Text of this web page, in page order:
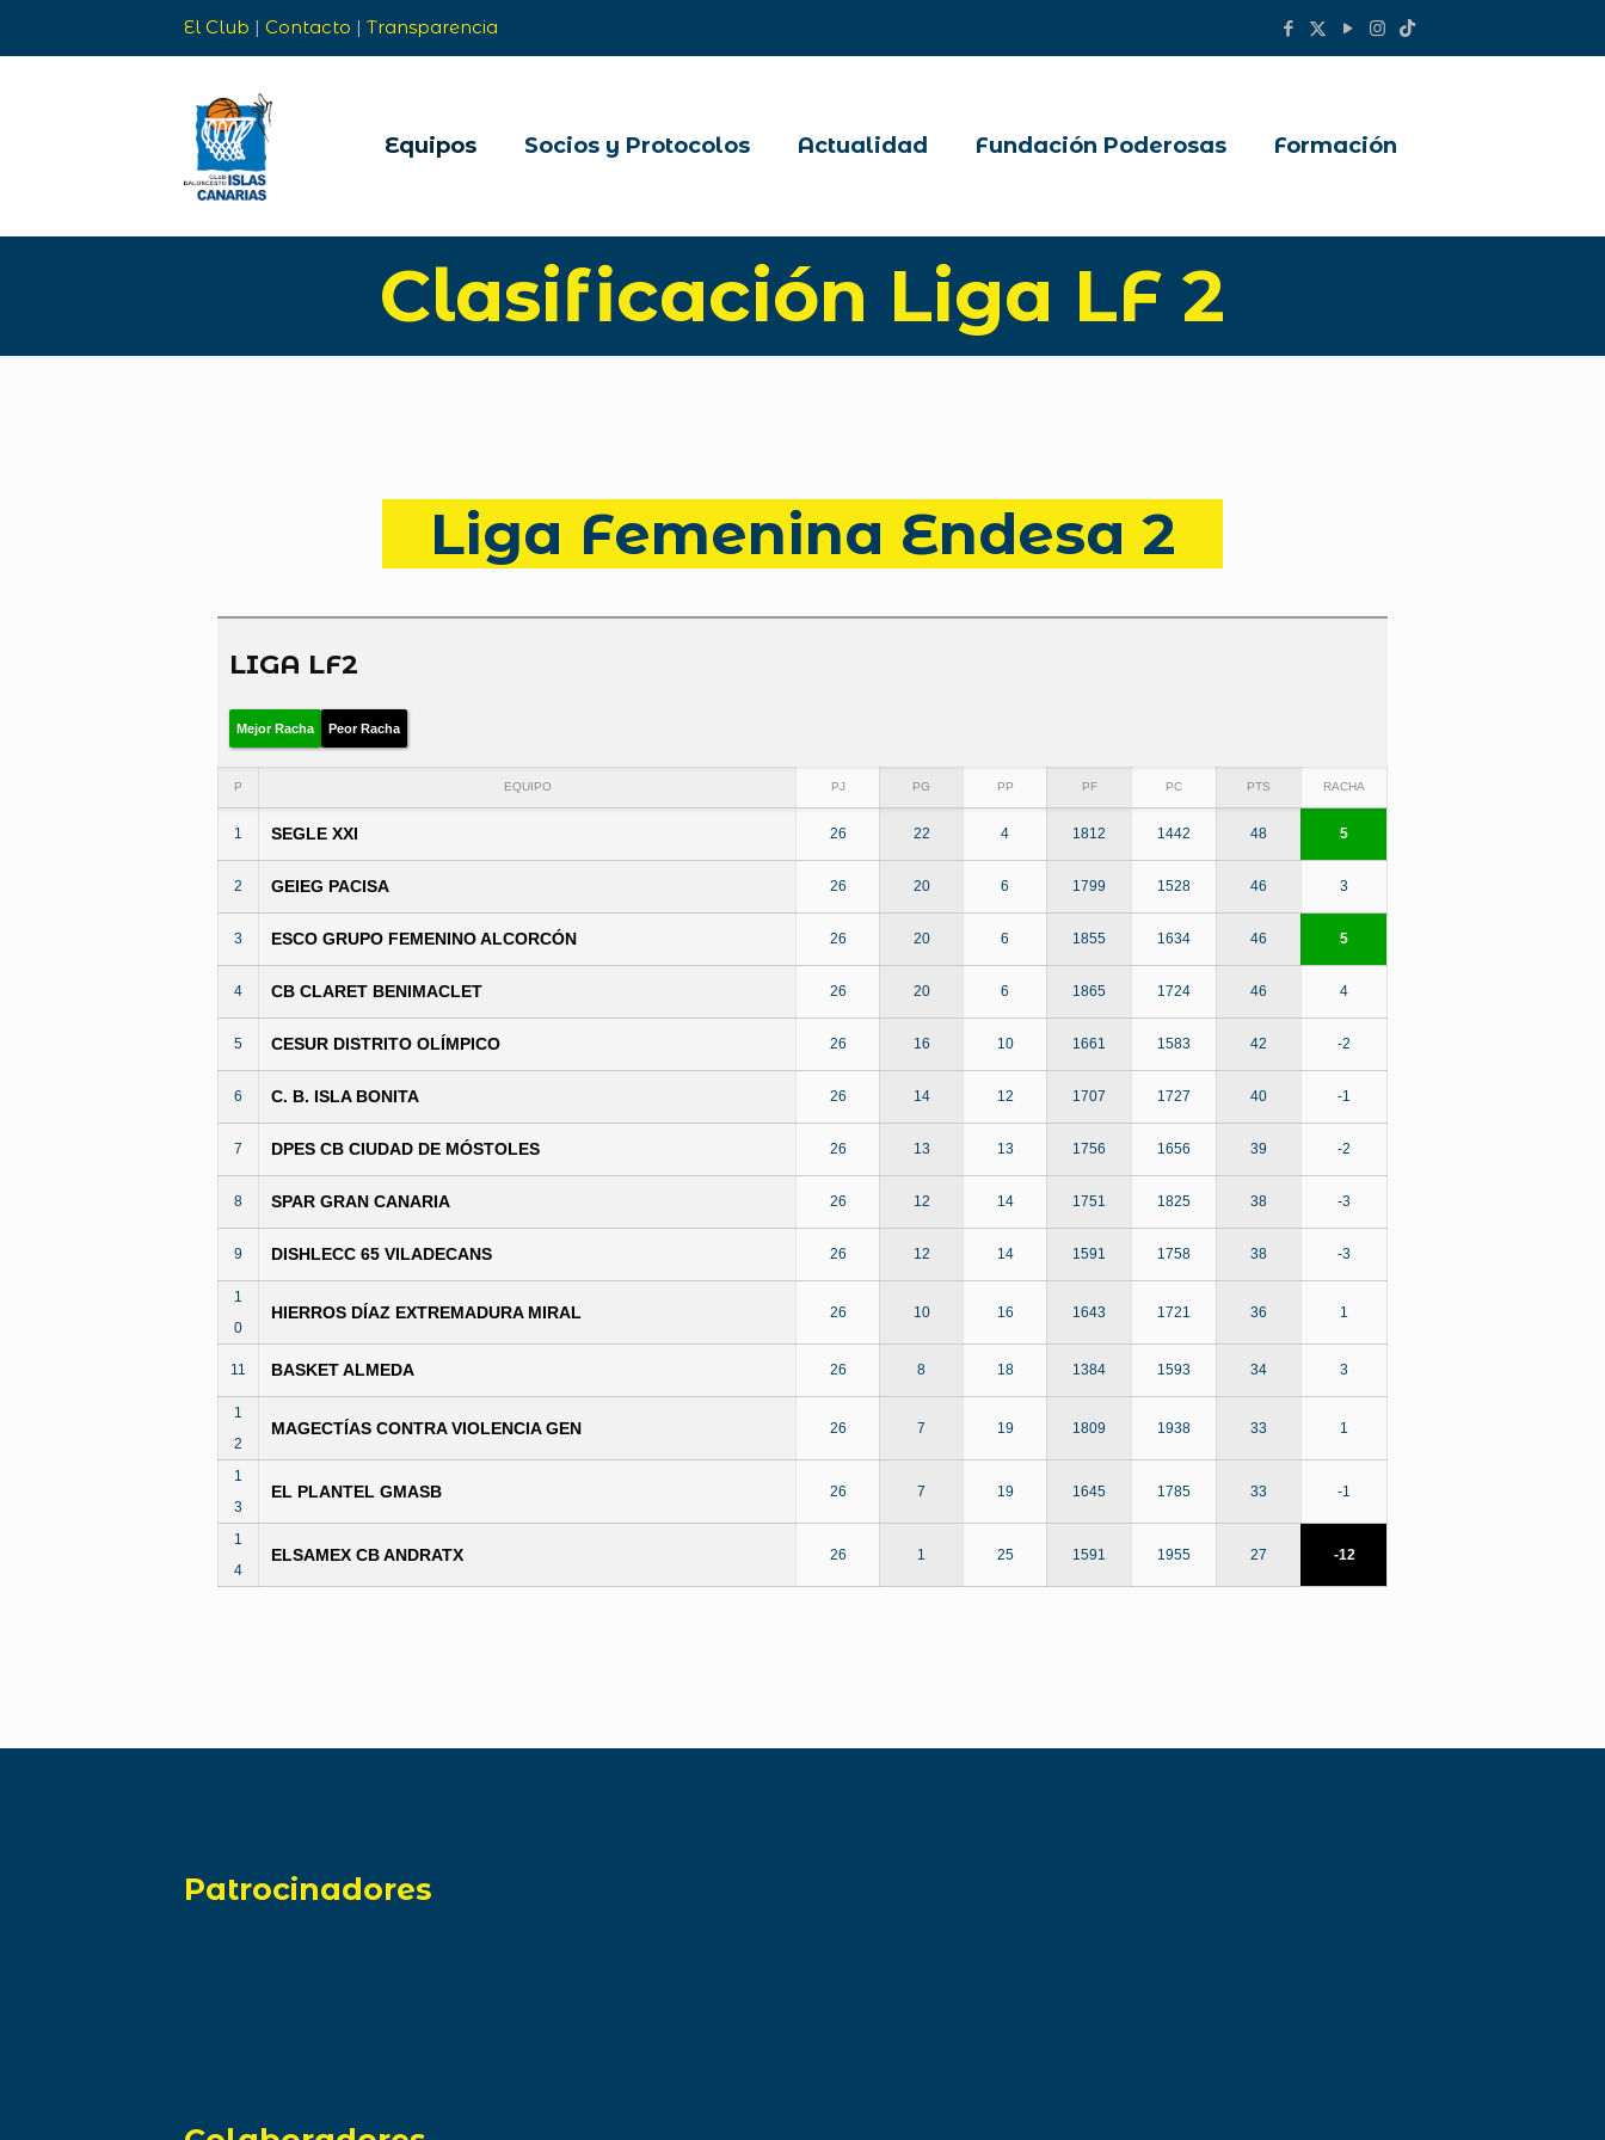
El Club | Contacto | Transparencia
Equipos Socios y Protocolos Actualidad Fundación Poderosas Formación
Clasificación Liga LF 2
Liga Femenina Endesa 2
LIGA LF2
Mejor Racha Peor Racha
P EQUIPO PJ PG PP PF PC PTS RACHA
1 SEGLE XXI 26 22 4 1812 1442 48 5
2 GEIEG PACISA 26 20 6 1799 1528 46 3
3 ESCO GRUPO FEMENINO ALCORCÓN 26 20 6 1855 1634 46 5
4 CB CLARET BENIMACLET 26 20 6 1865 1724 46 4
5 CESUR DISTRITO OLÍMPICO 26 16 10 1661 1583 42 -2
6 C. B. ISLA BONITA 26 14 12 1707 1727 40 -1
7 DPES CB CIUDAD DE MÓSTOLES 26 13 13 1756 1656 39 -2
8 SPAR GRAN CANARIA 26 12 14 1751 1825 38 -3
9 DISHLECC 65 VILADECANS 26 12 14 1591 1758 38 -3
1
0
HIERROS DÍAZ EXTREMADURA MIRAL 26 10 16 1643 1721 36 1
11 BASKET ALMEDA 26 8 18 1384 1593 34 3
1
2
MAGECTÍAS CONTRA VIOLENCIA GEN 26 7 19 1809 1938 33 1
1
3
EL PLANTEL GMASB 26 7 19 1645 1785 33 -1
1
4
ELSAMEX CB ANDRATX 26 1 25 1591 1955 27 -12
Patrocinadores